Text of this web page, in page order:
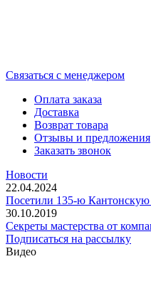
Cвязаться с менеджером
Оплата заказа
Доставка
Возврат товара
Отзывы и предложения
Заказать звонок
Новости
22.04.2024
Посетили 135-ю Кантонскую
30.10.2019
Секреты мастерства от
Подписаться на рассылку
Видео